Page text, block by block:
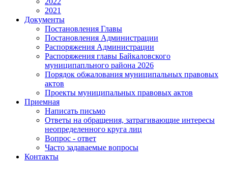
2021
Документы
Постановления Главы
Постановления Администрации
Распоряжения Администрации
Распоряжения главы Байкаловского
муниципапльного района 2026
Порядок обжалования муниципальных правовых
актов
Проекты муниципальных правовых актов
Приемная
Написать письмо
Ответы на обращения, затрагивающие интересы
неопределенного круга лиц
Вопрос - ответ
Часто задаваемые вопросы
Контакты